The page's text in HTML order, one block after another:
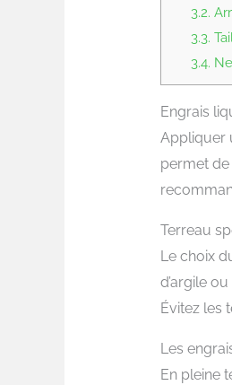
3.2.
3.3.
3.4.
Engrais
Appliquer
permet
Terreau
Le choix
d’argile
Évitez les
Les
En pleine